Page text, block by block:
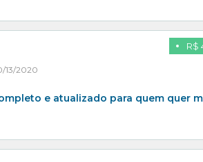
R$
13/2020
e atualizado para quem quer